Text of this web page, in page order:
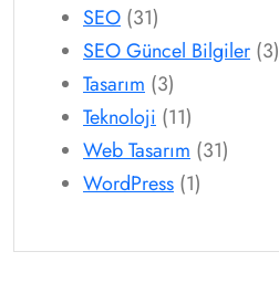
SEO (31)
SEO Güncel Bilgiler (3)
Tasarım (3)
Teknoloji (11)
Web Tasarım (31)
WordPress (1)